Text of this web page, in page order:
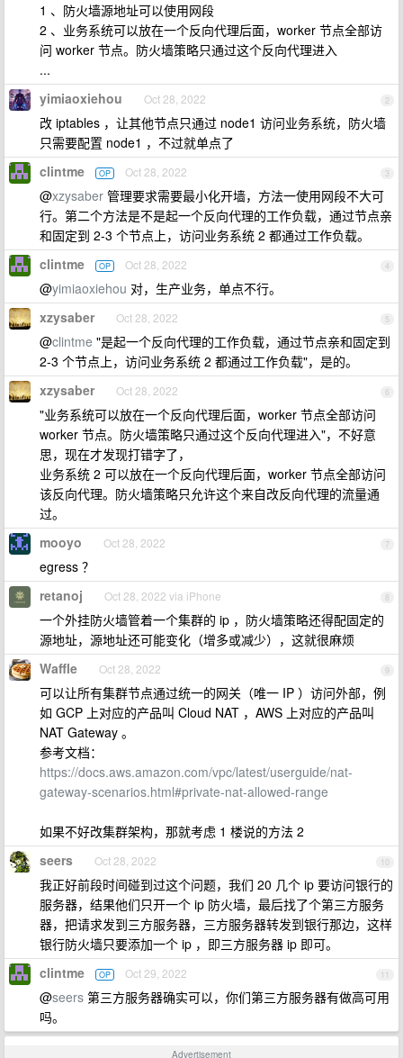
1 、防火墙源地址可以使用网段
2 、业务系统可以放在一个反向代理后面，worker 节点全部访
问 worker 节点。防火墙策略只通过这个反向代理进入
...
2
yimiaoxiehou Oct 28, 2022
改 iptables ，让其他节点只通过 node1 访问业务系统，防火墙
只需要配置 node1 ，不过就单点了
3
clintme OP Oct 28, 2022
@xzysaber 管理要求需要最小化开墙，方法一使用网段不大可
行。第二个方法是不是起一个反向代理的工作负载，通过节点亲
和固定到 2-3 个节点上，访问业务系统 2 都通过工作负载。
4
clintme OP Oct 28, 2022
@yimiaoxiehou 对，生产业务，单点不行。
5
xzysaber Oct 28, 2022
@clintme "是起一个反向代理的工作负载，通过节点亲和固定到
2-3 个节点上，访问业务系统 2 都通过工作负载"，是的。
6
xzysaber Oct 28, 2022
"业务系统可以放在一个反向代理后面，worker 节点全部访问
worker 节点。防火墙策略只通过这个反向代理进入"，不好意
思，现在才发现打错字了，
业务系统 2 可以放在一个反向代理后面，worker 节点全部访问
该反向代理。防火墙策略只允许这个来自改反向代理的流量通
过。
7
mooyo Oct 28, 2022
egress ？
8
retanoj Oct 28, 2022 via iPhone
一个外挂防火墙管着一个集群的 ip ，防火墙策略还得配固定的
源地址，源地址还可能变化（增多或减少），这就很麻烦
9
Waffle Oct 28, 2022
可以让所有集群节点通过统一的网关（唯一 IP ）访问外部，例
如 GCP 上对应的产品叫 Cloud NAT ，AWS 上对应的产品叫
NAT Gateway 。
参考文档：
https://docs.aws.amazon.com/vpc/latest/userguide/nat-
gateway-scenarios.html#private-nat-allowed-range
如果不好改集群架构，那就考虑 1 楼说的方法 2
10
seers Oct 28, 2022
我正好前段时间碰到过这个问题，我们 20 几个 ip 要访问银行的
服务器，结果他们只开一个 ip 防火墙，最后找了个第三方服务
器，把请求发到三方服务器，三方服务器转发到银行那边，这样
银行防火墙只要添加一个 ip ，即三方服务器 ip 即可。
11
clintme OP Oct 29, 2022
@seers 第三方服务器确实可以，你们第三方服务器有做高可用
吗。
Advertisement